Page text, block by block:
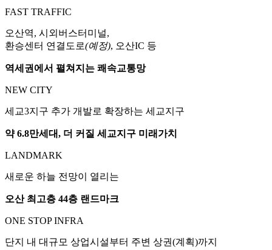
FAST TRAFFIC
오산역, 시외버스터미널,
환승센터 연결도로(예정), 오산IC 등
역세권에서 펼쳐지는 쾌속교통망
NEW CITY
세교3지구 추가 개발로 확장하는 세교지구
약 6.8만세대, 더 커질 세교지구 미래가치
LANDMARK
새로운 하늘 전망이 열리는
오산 최고층 44층 랜드마크
ONE STOP INFRA
단지 내 대규모 상업시설부터 주변 상권(계획)까지